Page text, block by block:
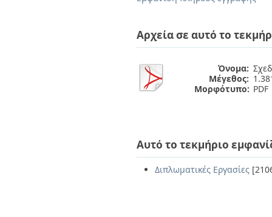
Αρχεία σε αυτό το
Όνομα:
Μέγεθος:
Μορφότυπο: PDF
Αυτό το τεκμήριο
Διπλωματικές Εργασίες